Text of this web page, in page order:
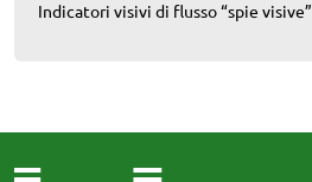
Indicatori visivi di flusso “spie visive”